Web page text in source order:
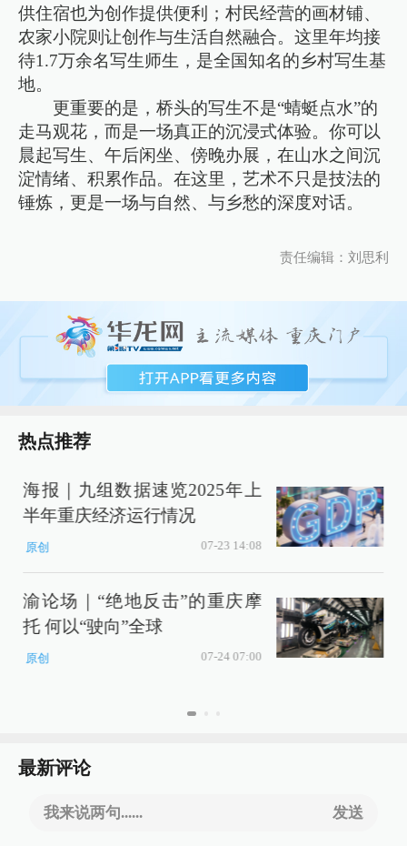
供住宿也为创作提供便利；村民经营的画材铺、
农家小院则让创作与生活自然融合。这里年均接
待1.7万余名写生师生，是全国知名的乡村写生基
地。
更重要的是，桥头的写生不是“蜻蜓点水”的
走马观花，而是一场真正的沉浸式体验。你可以
晨起写生、午后闲坐、傍晚办展，在山水之间沉
淀情绪、积累作品。在这里，艺术不只是技法的
锤炼，更是一场与自然、与乡愁的深度对话。
责任编辑：刘思利
热点推荐
海报｜九组数据速览2025年上
半年重庆经济运行情况
原创 07-23 14:08
渝论场｜“绝地反击”的重庆摩
托 何以“驶向”全球
原创 07-24 07:00
最新评论
我来说两句...... 发送